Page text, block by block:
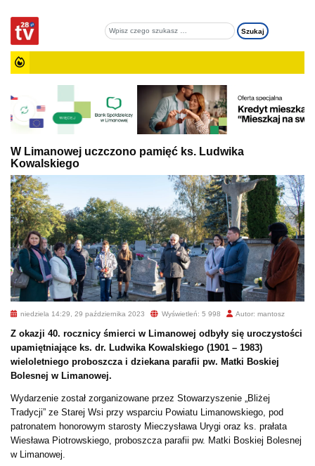
W Limanowej uczczono pamięć ks. Ludwika
Kowalskiego
niedziela 14:29, 29 października 2023 Wyświetleń: 5 998 Autor: mantosz
Z okazji 40. rocznicy śmierci w Limanowej odbyły się uroczystości
upamiętniające ks. dr. Ludwika Kowalskiego (1901 – 1983)
wieloletniego proboszcza i dziekana parafii pw. Matki Boskiej
Bolesnej w Limanowej.
Wydarzenie został zorganizowane przez Stowarzyszenie „Bliżej
Tradycji” ze Starej Wsi przy wsparciu Powiatu Limanowskiego, pod
patronatem honorowym starosty Mieczysława Urygi oraz ks. prałata
Wiesława Piotrowskiego, proboszcza parafii pw. Matki Boskiej Bolesnej
w Limanowej.